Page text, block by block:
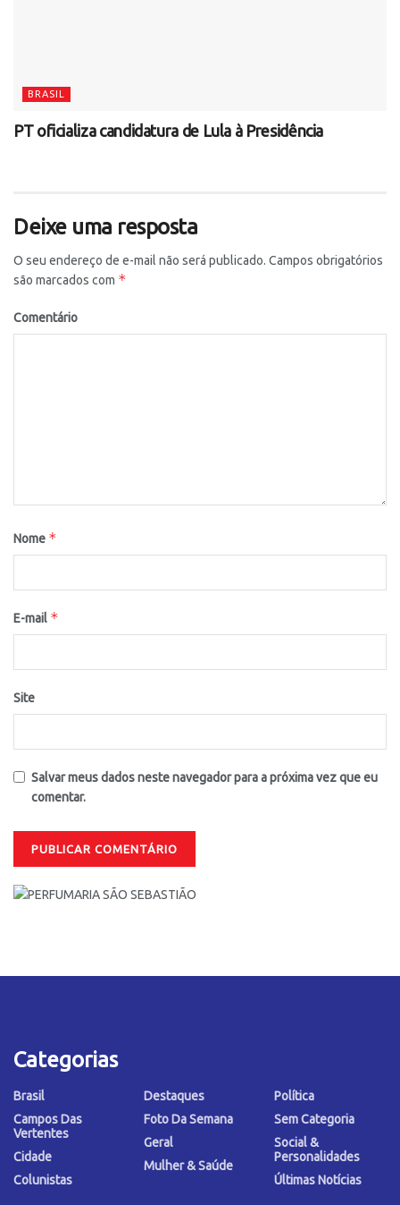
BRASIL
PT oficializa candidatura de Lula à Presidência
Deixe uma resposta
O seu endereço de e-mail não será publicado. Campos obrigatórios
são marcados com *
Comentário
Nome *
E-mail *
Site
Salvar meus dados neste navegador para a próxima vez que eu
comentar.
Categorias
Brasil
Campos Das
Vertentes
Cidade
Colunistas
Destaques
Foto Da Semana
Geral
Mulher & Saúde
Política
Sem Categoria
Social &
Personalidades
Últimas Notícias